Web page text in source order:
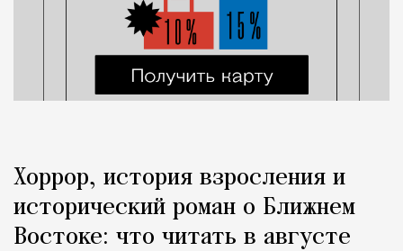
Хоррор, история взросления и
исторический роман о Ближнем
Востоке: что читать в августе